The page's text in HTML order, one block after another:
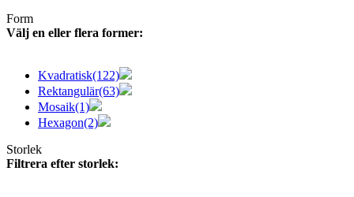
Form
Välj en eller flera former:
Kvadratisk(122)
Rektangulär(63)
Mosaik(1)
Hexagon(2)
Storlek
Filtrera efter storlek: